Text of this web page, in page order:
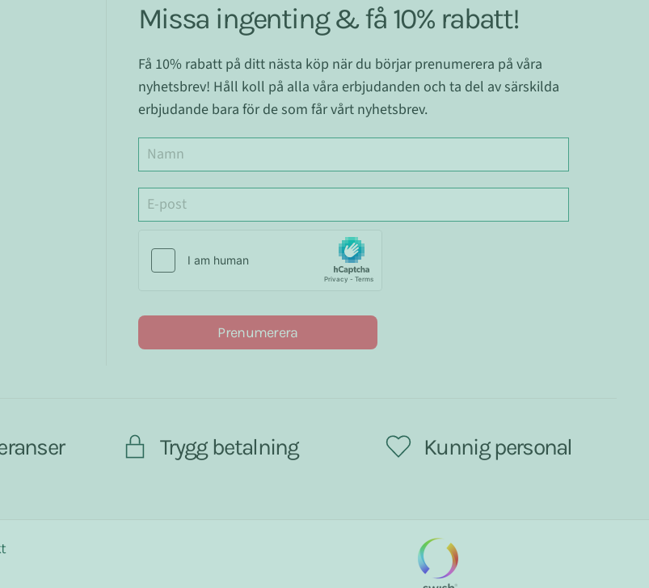
Missa ingenting & få 10% rabatt!
Få 10% rabatt på ditt nästa köp när du börjar prenumerera på våra
nyhetsbrev! Håll koll på alla våra erbjudanden och ta del av särskilda
erbjudande bara för de som får vårt nyhetsbrev.
Prenumerera
Trygg betalning Kunnig personal